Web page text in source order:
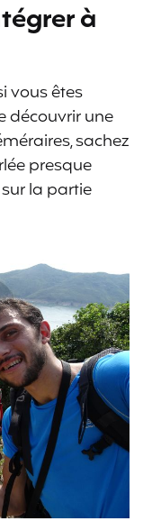
à
vous êtes
découvrir une
sachez
presque
la partie